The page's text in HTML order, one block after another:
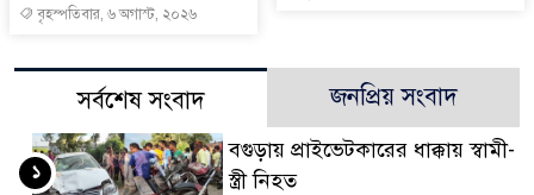
বৃহস্পতিবার, ৬ অগাস্ট, ২০২৬
সর্বশেষ সংবাদ জনপ্রিয় সংবাদ
বগুড়ায় প্রাইভেটকারের ধাক্কায় স্বামী-
স্ত্রী নিহত
১